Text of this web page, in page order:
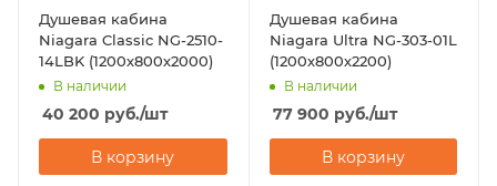
Душевая кабина
Niagara Classic NG-2510-
14LBK (1200х800х2000)
В наличии
40 200 руб./шт
В корзину
Душевая кабина
Niagara Ultra NG-303-01L
(1200х800х2200)
В наличии
77 900 руб./шт
В корзину